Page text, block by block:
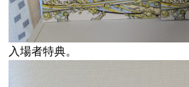
入場者特典。